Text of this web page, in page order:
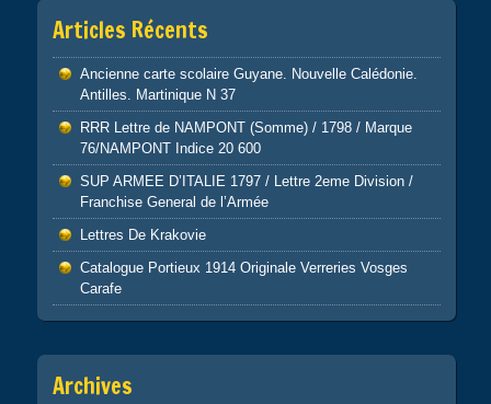
Articles Récents
Ancienne carte scolaire Guyane. Nouvelle Calédonie.
Antilles. Martinique N 37
RRR Lettre de NAMPONT (Somme) / 1798 / Marque
76/NAMPONT Indice 20 600
SUP ARMEE D’ITALIE 1797 / Lettre 2eme Division /
Franchise General de l’Armée
Lettres De Krakovie
Catalogue Portieux 1914 Originale Verreries Vosges
Carafe
Archives